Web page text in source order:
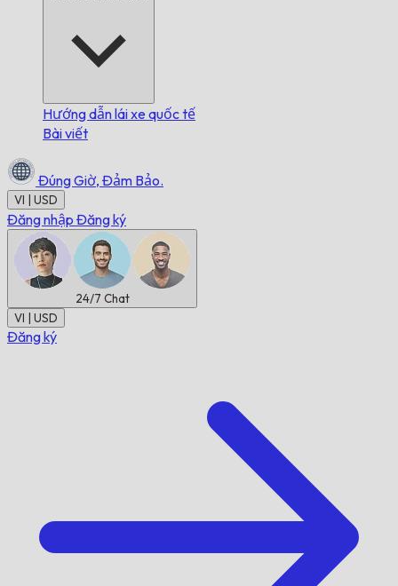
Hướng dẫn lái xe quốc tế
Bài viết
Đúng Giờ, Đảm Bảo.
VI | USD
Đăng nhập Đăng ký
24/7 Chat
VI | USD
Đăng ký